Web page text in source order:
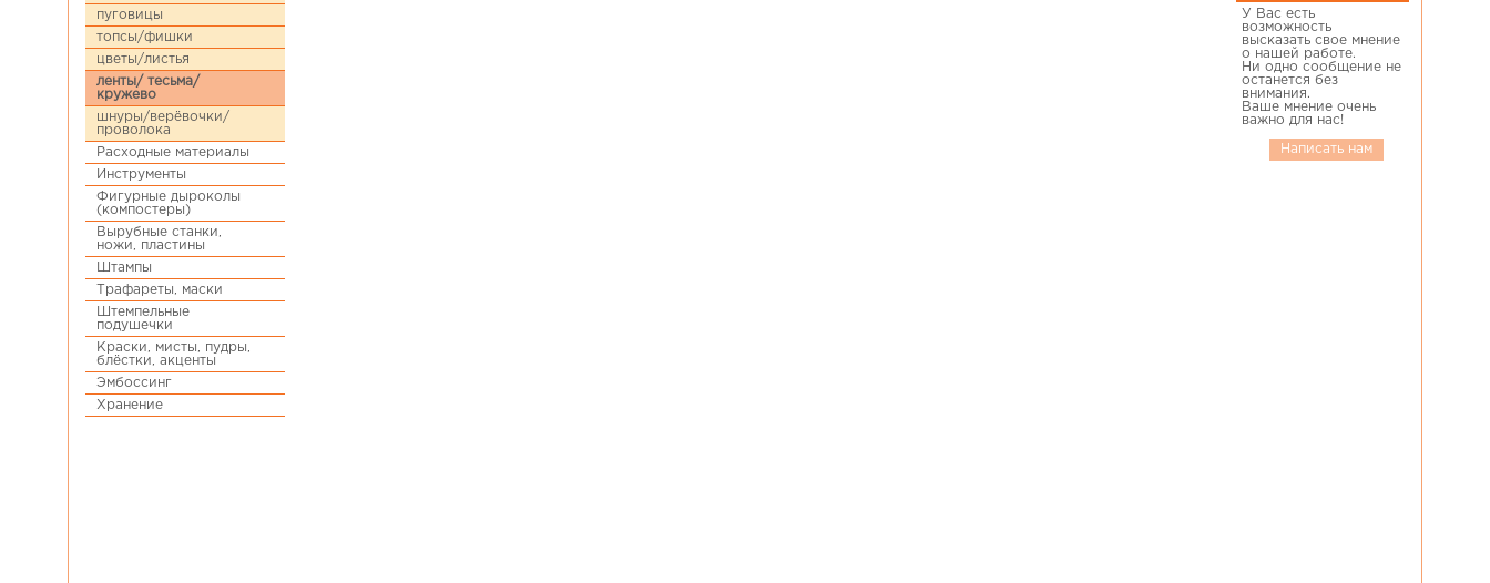
пуговицы
топсы/фишки
цветы/листья
ленты/ тесьма/
кружево
шнуры/верёвочки/
проволока
Расходные материалы
Инструменты
Фигурные дыроколы
(компостеры)
Вырубные станки,
ножи, пластины
Штампы
Трафареты, маски
Штемпельные
подушечки
Краски, мисты, пудры,
блёстки, акценты
Эмбоссинг
Хранение
У Вас есть
возможность
высказать свое мнение
о нашей работе.
Ни одно сообщение не
останется без
внимания.
Ваше мнение очень
важно для нас!
Написать нам